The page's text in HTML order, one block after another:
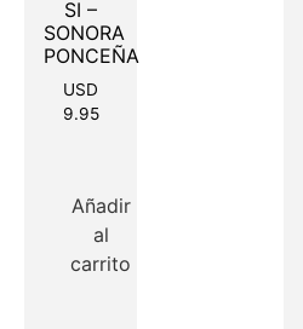
SI –
SONORA
PONCEÑA
USD
9.95
Añadir
al
carrito